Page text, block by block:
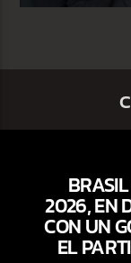
2026, EN
CON UN
EL